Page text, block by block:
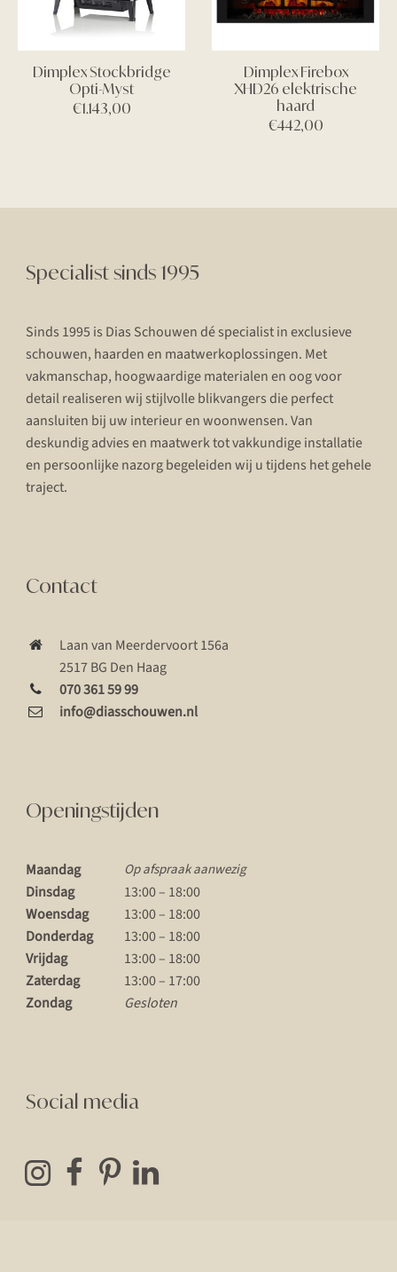
Dimplex Stockbridge
Opti-Myst
€1.143,00
Dimplex Firebox
XHD26 elektrische
haard
€442,00
Specialist sinds 1995
Sinds 1995 is Dias Schouwen dé specialist in exclusieve
schouwen, haarden en maatwerkoplossingen. Met
vakmanschap, hoogwaardige materialen en oog voor
detail realiseren wij stijlvolle blikvangers die perfect
aansluiten bij uw interieur en woonwensen. Van
deskundig advies en maatwerk tot vakkundige installatie
en persoonlijke nazorg begeleiden wij u tijdens het gehele
traject.
Contact
Laan van Meerdervoort 156a
2517 BG Den Haag
070 361 59 99
info@diasschouwen.nl
Openingstijden
Maandag Op afspraak aanwezig
Dinsdag
13:00 – 18:00
Woensdag
13:00 – 18:00
Donderdag
13:00 – 18:00
Vrijdag
13:00 – 18:00
Zaterdag
13:00 – 17:00
Zondag
Gesloten
Social media